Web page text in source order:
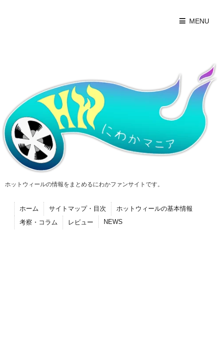
MENU
ホットウィールの情報をまとめるにわかファンサイトです。
ホーム サイトマップ・目次
ホットウィールの基本情報
考察・コラム
レビュー NEWS